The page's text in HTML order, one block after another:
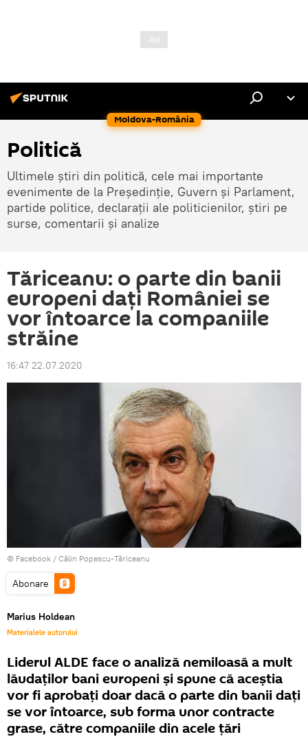
Moldova-România
Politică
Ultimele știri din politică, cele mai importante
evenimente de la Președinție, Guvern și Parlament,
partide politice, declarații ale politicienilor, știri pe
surse, comentarii și analize
Tăriceanu: o parte din banii
europeni dați României se
vor întoarce la companiile
străine
16:47 22.07.2020
© Facebook / Călin Popescu-Tăriceanu
Abonare
Marius Holdean
Materialele autorului
Liderul ALDE face o analiză nemiloasă a mult
lăudaților bani europeni și spune că aceștia
vor fi aprobați doar dacă o parte din banii daţi
se vor întoarce, sub forma unor contracte
grase, către companiile din acele ţări